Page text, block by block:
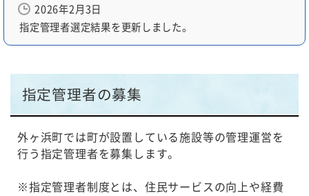
ブ
ニ
2026年2月3日
指定管理者選定結果を更新しました。
指定管理者の募集
外ヶ浜町では町が設置している施設等の管理運営を
行う指定管理者を募集します。
※指定管理者制度とは、住民サービスの向上や経費